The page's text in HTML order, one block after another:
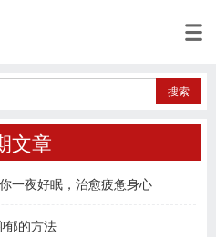
文章
一夜好眠，治愈疲惫身心
郁的方法